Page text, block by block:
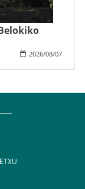
2026/08/07